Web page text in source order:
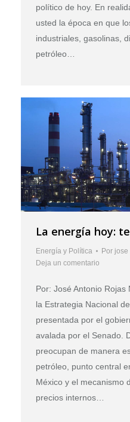
político de hoy. En
usted la época en que
industriales, gasolinas,
petróleo…
La energía hoy:
Energía y Política Por jose
Deja un comentario
Por: José Antonio
la Estrategia Nacional
presentada por el
avalada por el Senado.
preocupan de manera
petróleo, punto central
México y el mecanismo
precios internos…